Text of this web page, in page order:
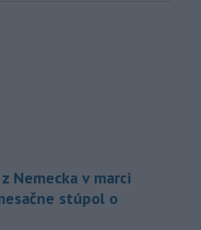
Nemecka v marci
stúpol o